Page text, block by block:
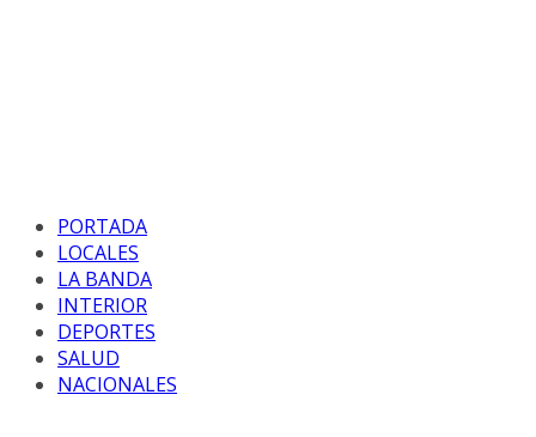
PORTADA
LOCALES
LA BANDA
INTERIOR
DEPORTES
SALUD
NACIONALES